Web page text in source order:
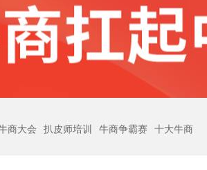
商大会 扒皮师培训 牛商争霸赛 十大牛商